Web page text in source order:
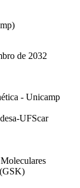
de 2032
- Unicamp
UFScar